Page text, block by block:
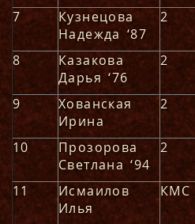
7
Кузнецова
Надежда ‘87
2
8
Казакова
Дарья ‘76
2
9
Хованская
Ирина
2
10
Прозорова
Светлана ‘94
2
11
Исмаилов
Илья
КМС